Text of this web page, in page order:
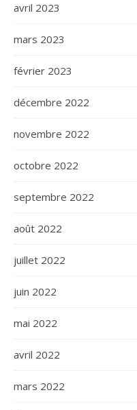
avril 2023
mars 2023
février 2023
décembre 2022
novembre 2022
octobre 2022
septembre 2022
août 2022
juillet 2022
juin 2022
mai 2022
avril 2022
mars 2022